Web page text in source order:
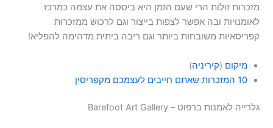
מזכרות זולות הרי שעם הזמן היא ביססה את עצמה כמרכז
לאומנויות ובה אפשר לצפות בייצור וגם לרכוש ממזכרות
קפריסאיות משובחות ביותר וגם ריבה ביתית מדהימה להפליא!
מיקום (קיריניה)
10 המזכרות שאתם חייבים לעצמכם מקפריסין
גלרייה לאמנות ברפוט – Barefoot Art Gallery